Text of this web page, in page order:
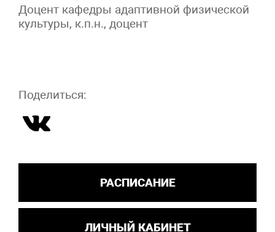
Доцент кафедры адаптивной физической
культуры, к.п.н., доцент
Поделиться:
РАСПИСАНИЕ
ЛИЧНЫЙ КАБИНЕТ